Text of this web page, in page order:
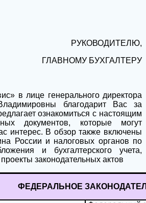
РУКОВОДИТЕЛЮ,
ГЛАВНОМУ БУХГАЛТЕРУ
в лице генерального директора
благодарит Вас за
ознакомиться с настоящим
документов, которые могут
интерес. В обзор также включены
России и налоговых органов по
и бухгалтерского учета,
законодательных актов
ФЕДЕРАЛЬНОЕ